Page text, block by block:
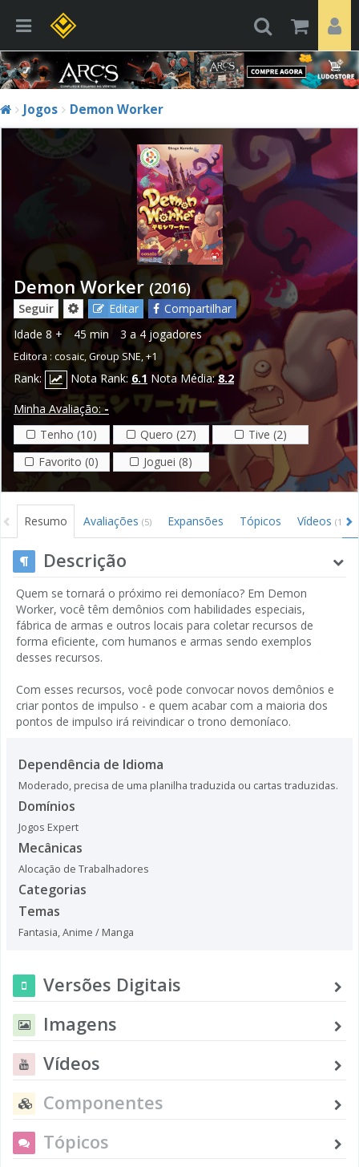
Jogos Demon Worker
Demon Worker (2016)
Seguir Editar
Compartilhar
Idade 8 + 45 min 3 a 4 jogadores
Editora : cosaic,Group SNE,+1
Rank: Nota Rank: 6.1 Nota Média:8.2
Minha Avaliação: -
Tenho (10)
Quero (27)
Tive (2)
Favorito (0)
Joguei (8)
Resumo Avaliações (5) Expansões Tópicos Vídeos (1)
Descrição
Quem se tornará o próximo rei demoníaco? Em Demon
Worker, você têm demônios com habilidades especiais,
fábrica de armas e outros locais para coletar recursos de
forma eficiente, com humanos e armas sendo exemplos
desses recursos.
Com esses recursos, você pode convocar novos demônios e
criar pontos de impulso - e quem acabar com a maioria dos
pontos de impulso irá reivindicar o trono demoníaco.
Dependência de Idioma
Moderado, precisa de uma planilha traduzida ou cartas traduzidas.
Domínios
Jogos Expert
Mecânicas
Alocação de Trabalhadores
Categorias
Temas
Fantasia,Anime / Manga
Versões Digitais
Imagens
Vídeos
Componentes
Tópicos